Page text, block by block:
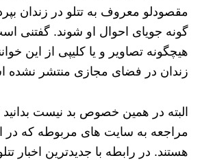
مقصودلو معروف به تتلو در زندان
گونه جویای احوال او شوند. گفتنی
هیچگونه تصاویر و یا کلیپی از این
زندان در فضای مجازی منتشر نشده
البته در همین خصوص بد نیست بدانید
مراجعه به سایت‌ های مربوطه که در
هستند. در رابطه با جدیدترین اخبار